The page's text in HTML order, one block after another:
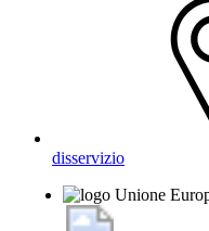
disservizio